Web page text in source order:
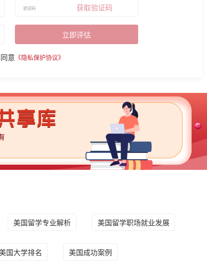
获取验证码
立即评估
意 《隐私保护协议》
美国留学专业解析 美国留学职场就业发展
国大学排名 美国成功案例